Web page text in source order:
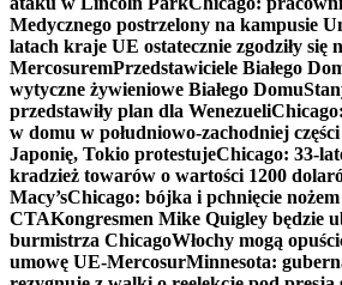
Medycznego postrzelony na kampusie
latach kraje UE ostatecznie zgodziły się
MercosuremPrzedstawiciele Białego
wytyczne żywieniowe Białego Domu
przedstawiły plan dla Wenezueli
w domu w południowo-zachodniej
Japonię, Tokio protestujeChicago: 33-
kradzież towarów o wartości 1200
Macy’sChicago: bójka i pchnięcie
CTAKongresmen Mike Quigley będzie
burmistrza ChicagoWłochy mogą
umowę UE-MercosurMinnesota: